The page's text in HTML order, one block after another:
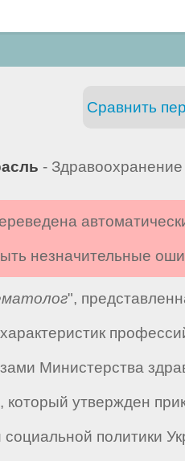
Сравнить
- Здравоохранение
незначительные
",
Министерства
который утвержден
политики